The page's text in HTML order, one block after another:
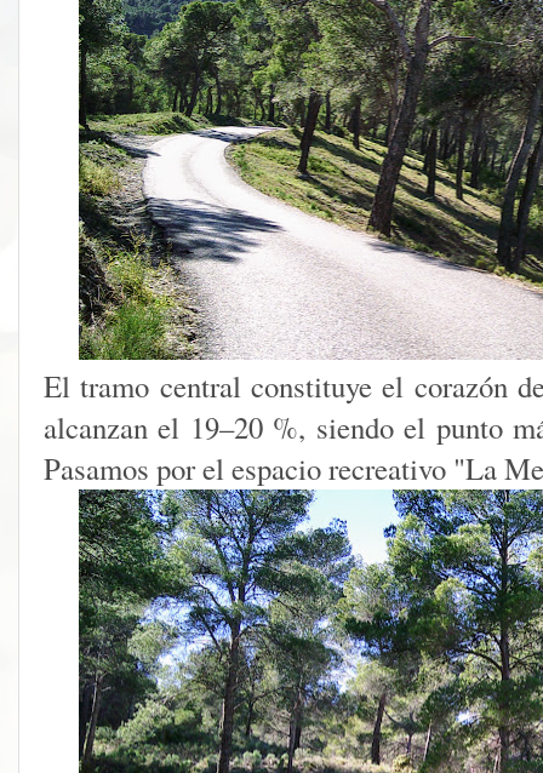
El tramo central constituye el corazón
alcanzan el 19–20 %, siendo el punto
Pasamos por el espacio recreativo "La